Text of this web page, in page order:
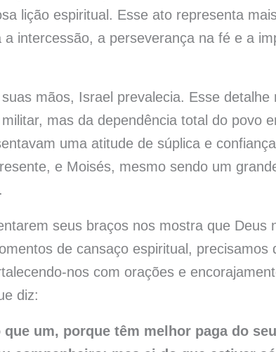
lição espiritual. Esse ato representa
intercessão, a perseverança na fé e a
mãos, Israel prevalecia. Esse
mas da dependência total do povo
uma atitude de súplica e
e Moisés, mesmo sendo um
seus braços nos mostra que Deus
de cansaço espiritual, precisamos
nos com orações e
diz:
um, porque têm melhor paga do